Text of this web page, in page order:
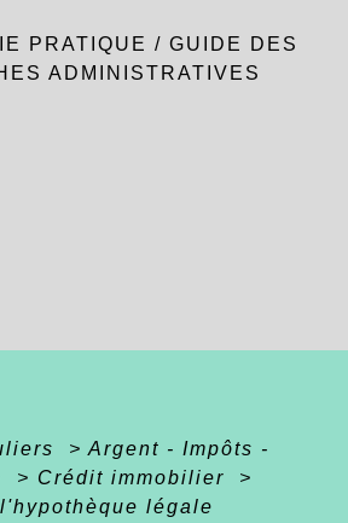
PRATIQUE / GUIDE DES
ADMINISTRATIVES
> Argent - Impôts -
> Crédit immobilier
>
légale